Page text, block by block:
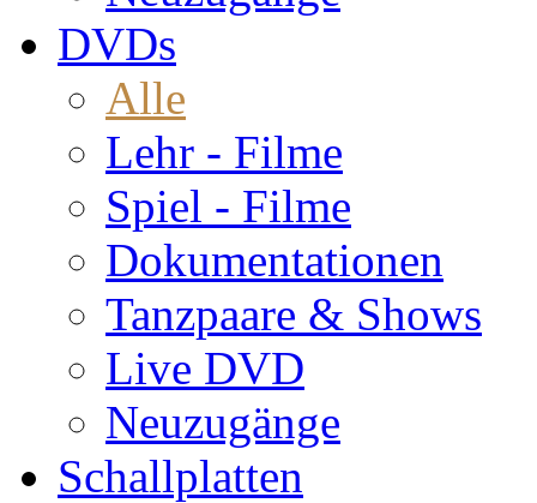
DVDs
Alle
Lehr - Filme
Spiel - Filme
Dokumentationen
Tanzpaare & Shows
Live DVD
Neuzugänge
Schallplatten